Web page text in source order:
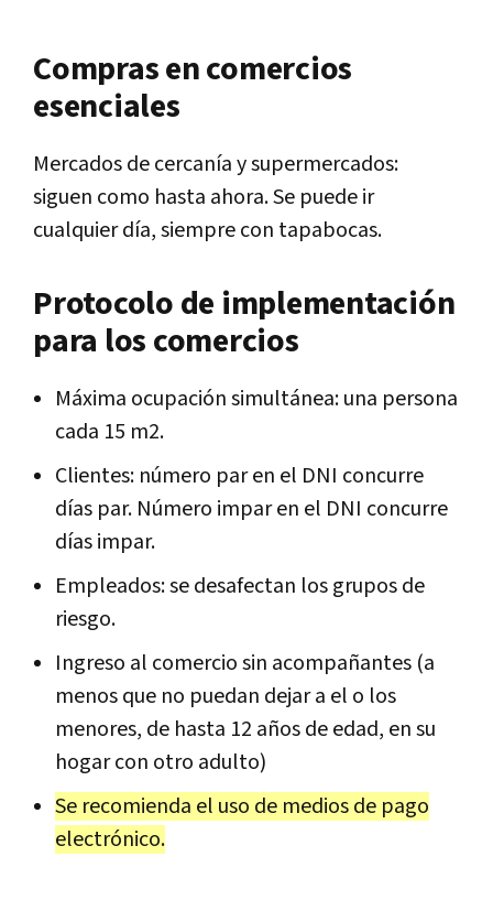
Compras en comercios
esenciales
Mercados de cercanía y supermercados:
siguen como hasta ahora. Se puede ir
cualquier día, siempre con tapabocas.
Protocolo de implementación
para los comercios
Máxima ocupación simultánea: una persona
cada 15 m2.
Clientes: número par en el DNI concurre
días par. Número impar en el DNI concurre
días impar.
Empleados: se desafectan los grupos de
riesgo.
Ingreso al comercio sin acompañantes (a
menos que no puedan dejar a el o los
menores, de hasta 12 años de edad, en su
hogar con otro adulto)
Se recomienda el uso de medios de pago
electrónico.